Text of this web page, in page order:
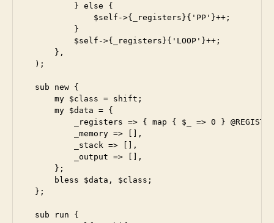
          } else {
              $self->{_registers}{'PP'}++;
          }
          $self->{_registers}{'LOOP'}++;
      },
  );
  sub new {
      my $class = shift;
      my $data = {
_registers => { map { $_ => 0 }
          _memory => [],
          _stack => [],
          _output => [],
      };
      bless $data, $class;
  };
  sub run {